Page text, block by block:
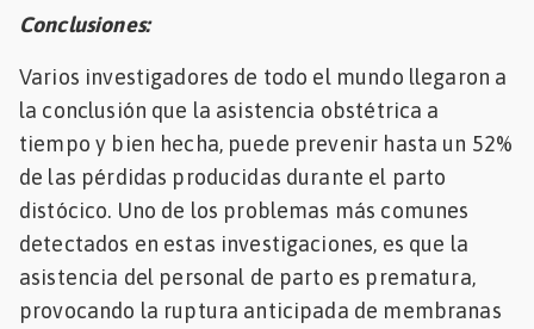
Conclusiones:
Varios investigadores de todo el mundo llegaron a
la conclusión que la asistencia obstétrica a
tiempo y bien hecha, puede prevenir hasta un 52%
de las pérdidas producidas durante el parto
distócico. Uno de los problemas más comunes
detectados en estas investigaciones, es que la
asistencia del personal de parto es prematura,
provocando la ruptura anticipada de membranas